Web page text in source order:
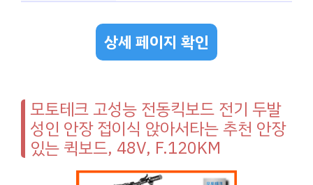
상세 페이지 확인
모토테크 고성능 전동킥보드 전기 두발
성인 안장 접이식 앉아서타는 추천 안장
있는 퀵보드, 48V, F.120KM